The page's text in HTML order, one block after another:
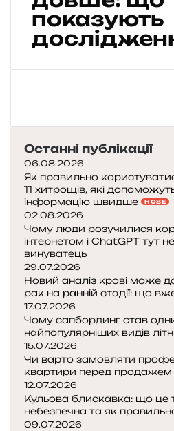
в
і
ш
л
ю
б
і
ж
и
у
т
ь
д
о
в
ш
е
о
п
показують
Останні публікації
06.08.2026
Як правильно
11 хитрощів, які
інформацію швидше
НОВЕ
02.08.2026
Чому люди розучилися
інтернетом і ChatGPT тут
винуватець
29.07.2026
Новий аналіз крові може
рак на ранній стадії: що
17.07.2026
Чому сапбординг став
найпопулярніших видів
15.07.2026
Чи варто замовляти
квартири перед
12.07.2026
Кульова блискавка: що це
небезпечна та як
09.07.2026